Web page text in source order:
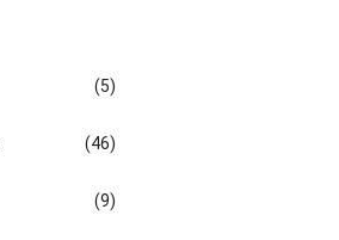
(5)
(46)
(9)